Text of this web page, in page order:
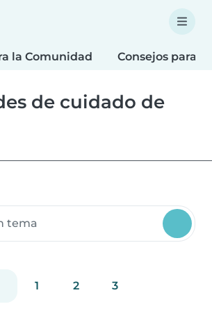
la Comunidad Consejos para
de cuidado de
para la comunidad
1 2 3